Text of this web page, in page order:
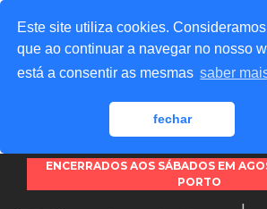
Este site utiliza cookies.
que ao continuar a navegar no nosso
está a consentir as mesmas saber
fechar
ENCERRADOS AOS SÁBADOS EM
PORTO